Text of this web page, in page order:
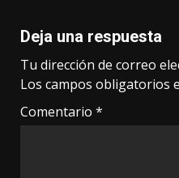
Deja una respuesta
Tu dirección de correo
Los campos obligatorios
Comentario *